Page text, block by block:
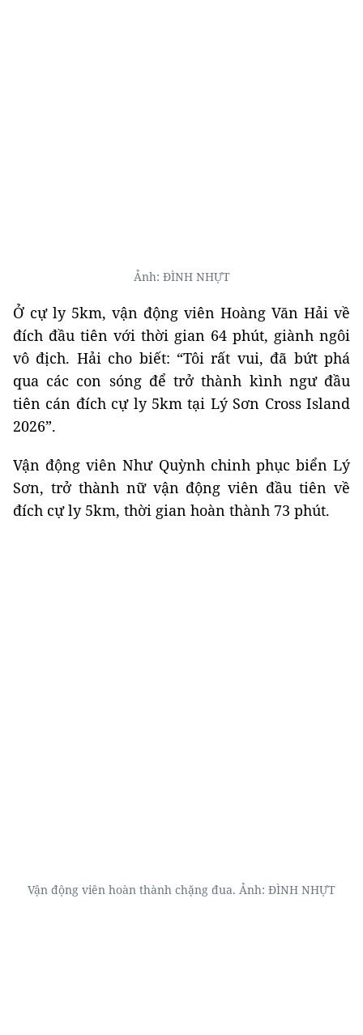
Ảnh: ĐÌNH NHỰT
Ở cự ly 5km, vận động viên Hoàng Văn Hải về
đích đầu tiên với thời gian 64 phút, giành ngôi
vô địch. Hải cho biết: “Tôi rất vui, đã bứt phá
qua các con sóng để trở thành kình ngư đầu
tiên cán đích cự ly 5km tại Lý Sơn Cross Island
2026”.
Vận động viên Như Quỳnh chinh phục biển Lý
Sơn, trở thành nữ vận động viên đầu tiên về
đích cự ly 5km, thời gian hoàn thành 73 phút.
Vận động viên hoàn thành chặng đua. Ảnh: ĐÌNH NHỰT